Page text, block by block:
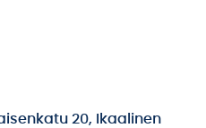
20, Ikaalinen